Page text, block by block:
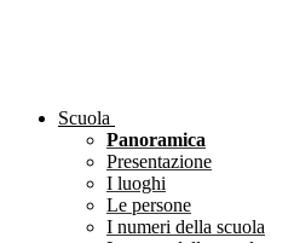
Scuola
Panoramica
Presentazione
I luoghi
Le persone
I numeri della scuola